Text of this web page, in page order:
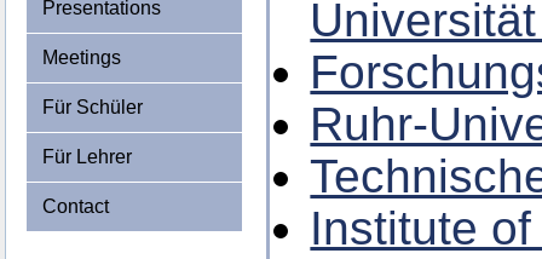
Presentations
Meetings
Für Schüler
Für Lehrer
Contact
Ruhr-
Institute